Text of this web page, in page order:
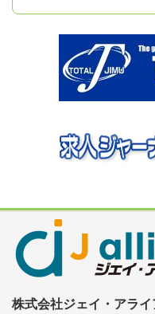
株式会社ジェイ・アラ